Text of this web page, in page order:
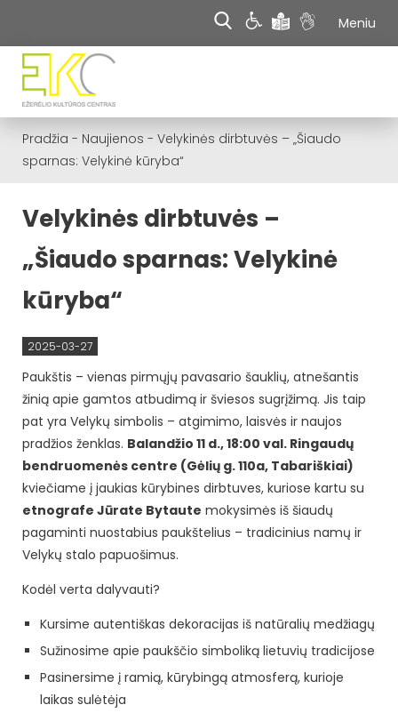
Meniu
Pradžia - Naujienos - Velykinės dirbtuvės – „Šiaudo
sparnas: Velykinė kūryba“
Velykinės dirbtuvės –
„Šiaudo sparnas: Velykinė
kūryba“
2025-03-27
Paukštis – vienas pirmųjų pavasario šauklių, atnešantis
žinią apie gamtos atbudimą ir šviesos sugrįžimą. Jis taip
pat yra Velykų simbolis – atgimimo, laisvės ir naujos
pradžios ženklas. Balandžio 11 d., 18:00 val. Ringaudų
bendruomenės centre (Gėlių g. 110a, Tabariškiai)
kviečiame į jaukias kūrybines dirbtuves, kuriose kartu su
etnografe Jūrate Bytaute mokysimės iš šiaudų
pagaminti nuostabius paukštelius – tradicinius namų ir
Velykų stalo papuošimus.
Kodėl verta dalyvauti?
Kursime autentiškas dekoracijas iš natūralių medžiagų
Sužinosime apie paukščio simboliką lietuvių tradicijose
Pasinersime į ramią, kūrybingą atmosferą, kurioje
laikas sulėtėja